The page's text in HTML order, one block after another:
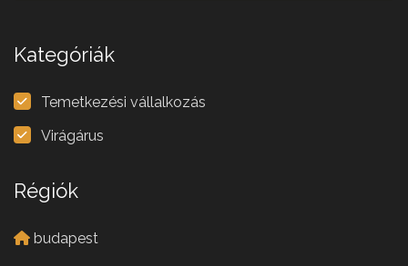
Kategóriák
Temetkezési vállalkozás
Virágárus
Régiók
budapest